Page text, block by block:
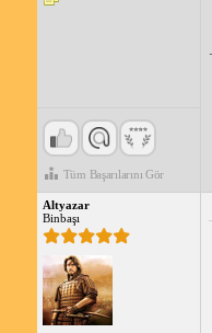
Tüm Başarılarını Gör
Altyazar
Binbaşı